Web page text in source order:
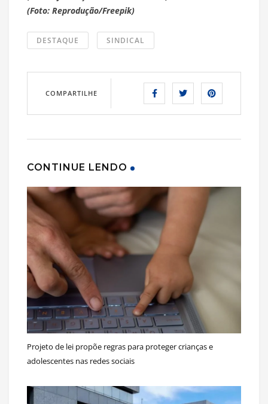
(Foto: Reprodução/Freepik)
DESTAQUE SINDICAL
COMPARTILHE
CONTINUE LENDO
Projeto de lei propõe regras para proteger crianças e
adolescentes nas redes sociais